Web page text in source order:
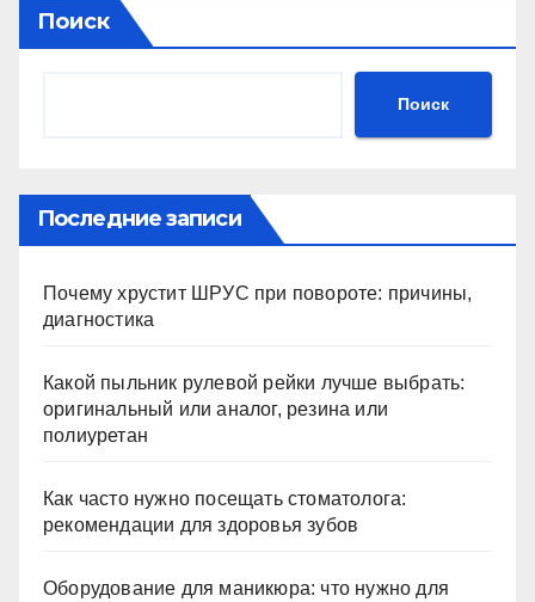
Поиск
Поиск
Последние записи
Почему хрустит ШРУС при повороте: причины,
диагностика
Какой пыльник рулевой рейки лучше выбрать:
оригинальный или аналог, резина или
полиуретан
Как часто нужно посещать стоматолога:
рекомендации для здоровья зубов
Оборудование для маникюра: что нужно для